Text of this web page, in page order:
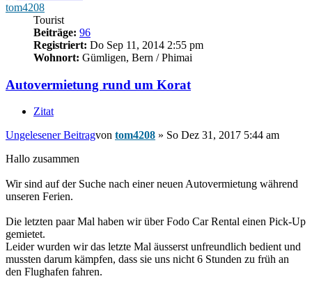
tom4208
Tourist
Beiträge: 96
Registriert: Do Sep 11, 2014 2:55 pm
Wohnort: Gümligen, Bern / Phimai
Autovermietung rund um Korat
Zitat
Ungelesener Beitragvon tom4208 » So Dez 31, 2017 5:44 am
Hallo zusammen
Wir sind auf der Suche nach einer neuen Autovermietung während
unseren Ferien.
Die letzten paar Mal haben wir über Fodo Car Rental einen Pick-Up
gemietet.
Leider wurden wir das letzte Mal äusserst unfreundlich bedient und
mussten darum kämpfen, dass sie uns nicht 6 Stunden zu früh an
den Flughafen fahren.